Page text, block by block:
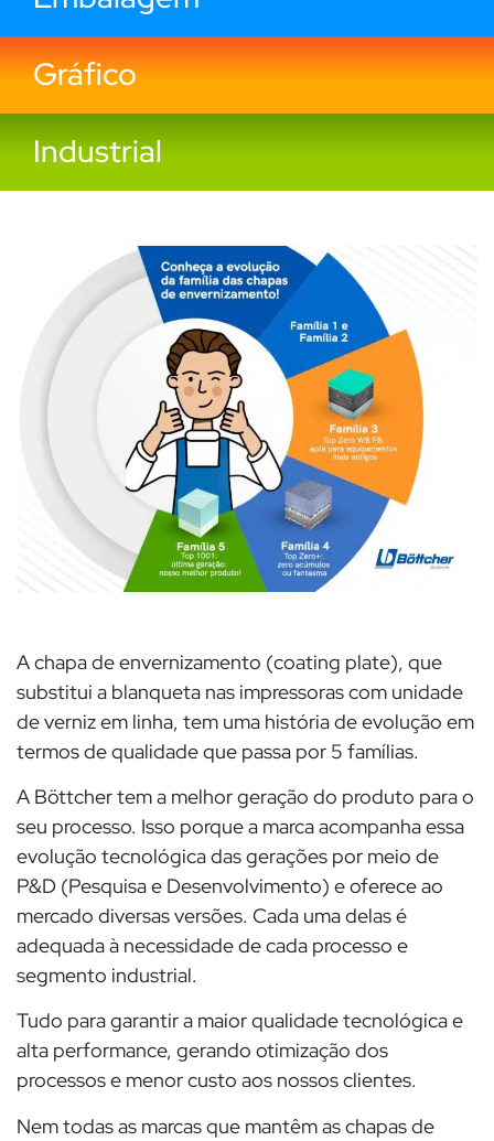
Gráfico
Industrial
A chapa de envernizamento (coating plate), que
substitui a blanqueta nas impressoras com unidade
de verniz em linha, tem uma história de evolução em
termos de qualidade que passa por 5 famílias.
A Böttcher tem a melhor geração do produto para o
seu processo. Isso porque a marca acompanha essa
evolução tecnológica das gerações por meio de
P&D (Pesquisa e Desenvolvimento) e oferece ao
mercado diversas versões. Cada uma delas é
adequada à necessidade de cada processo e
segmento industrial.
Tudo para garantir a maior qualidade tecnológica e
alta performance, gerando otimização dos
processos e menor custo aos nossos clientes.
Nem todas as marcas que mantêm as chapas de